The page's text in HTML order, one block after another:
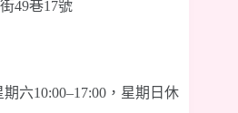
49巷17號
六10:00–17:00，星期日休